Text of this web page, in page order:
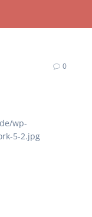
0
wp-
5-2.jpg